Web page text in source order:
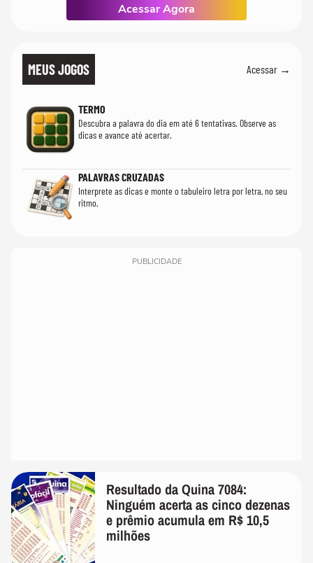
Acessar Agora
MEUS JOGOS Acessar →
TERMO
Descubra a palavra do dia em até 6 tentativas. Observe as
dicas e avance até acertar.
PALAVRAS CRUZADAS
Interprete as dicas e monte o tabuleiro letra por letra, no seu
ritmo.
PUBLICIDADE
Resultado da Quina 7084:
Ninguém acerta as cinco dezenas
e prêmio acumula em R$ 10,5
milhões